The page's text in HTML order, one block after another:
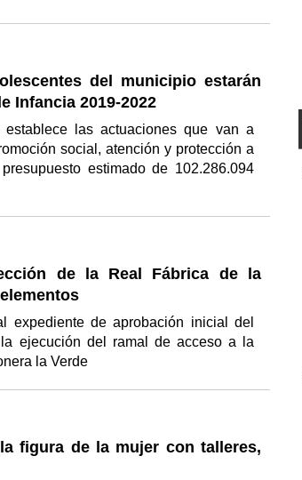
del municipio estarán
Infancia 2019-2022
las actuaciones que van a
social, atención y protección a
estimado de 102.286.094
de la Real Fábrica de la
expediente de aprobación inicial del
ejecución del ramal de acceso a la
la Verde
figura de la mujer con talleres,